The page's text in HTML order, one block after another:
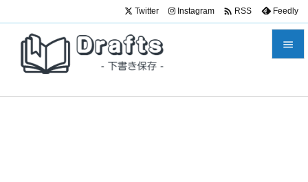

Twitter Instagram  RSS Feedly